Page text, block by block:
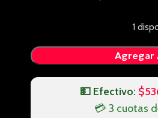
1
Agregar
💵 Efectivo: $
💳 3 cuotas